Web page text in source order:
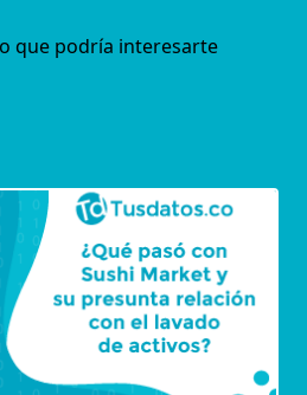
que podría interesarte